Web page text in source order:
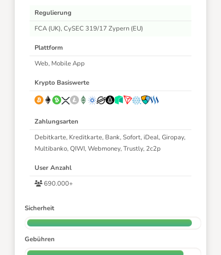
Regulierung
FCA (UK), CySEC 319/17 Zypern (EU)
Plattform
Web, Mobile App
Krypto Basiswerte
Zahlungsarten
Debitkarte, Kreditkarte, Bank, Sofort, iDeal, Giropay,
Multibanko, QIWI, Webmoney, Trustly, 2c2p
User Anzahl
690.000+
Sicherheit
Gebühren